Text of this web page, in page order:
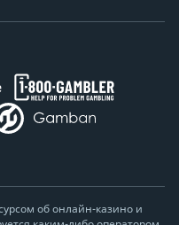
об онлайн-казино и